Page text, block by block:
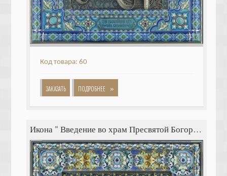
Код товара: 60
ЗАКАЗАТЬ ПОДРОБНЕЕ »
Икона " Введение во храм Пресвятой Богородицы"